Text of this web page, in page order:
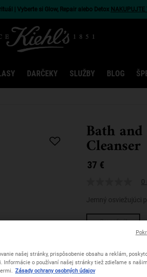
| Vyberte si Glow, Repair alebo Detox NAKUPUJTE
DARČEKY SLUŽBY BLOG
Bath
Cleanser
37 €
0
Jemný osviežujúci
Podobný
Grapefruit
Vybrať veľkosť:
500
37
našej stránky, prispôsobenie obsahu a reklám,
Informácie o používaní našej stránky tiež zdieľame s
Zásady ochrany osobných údajov